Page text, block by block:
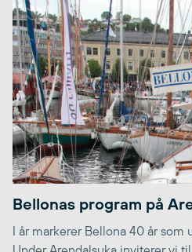
Bellonas program på
I år markerer Bellona 40 år